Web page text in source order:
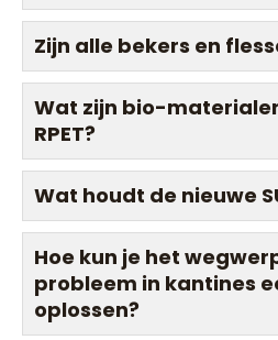
Zijn alle bekers en
Wat zijn bio-
RPET?
Wat houdt de nieuwe
Hoe kun je het
probleem in kantines
oplossen?